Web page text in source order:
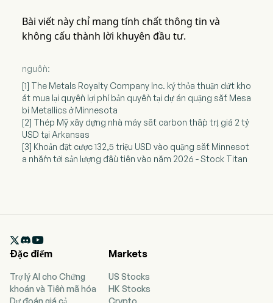
Bài viết này chỉ mang tính chất thông tin và
không cấu thành lời khuyên đầu tư.
nguồn:
[1] The Metals Royalty Company Inc. ký thỏa thuận dứt kho
át mua lại quyền lợi phí bản quyền tại dự án quặng sắt Mesa
bi Metallics ở Minnesota
[2] Thép Mỹ xây dựng nhà máy sắt carbon thấp trị giá 2 tỷ
USD tại Arkansas
[3] Khoản đặt cược 132,5 triệu USD vào quặng sắt Minnesot
a nhắm tới sản lượng đầu tiên vào năm 2026 - Stock Titan

Đặc điểm
Trợ lý AI cho Chứng
khoán và Tiền mã hóa
Dự đoán giá cả
Markets
US Stocks
HK Stocks
Crypto